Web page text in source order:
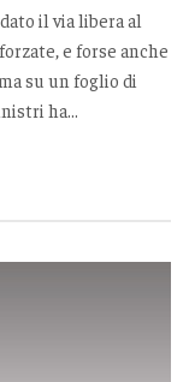
il via libera al
e forse anche
su un foglio di
ha...